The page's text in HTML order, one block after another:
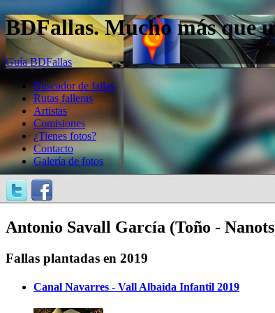
BDFallas. Mucho más que
Guía BDFallas
Buscador de fallas
Rutas falleras
Artistas
Comisiones
¿Tienes fotos?
Contacto
Galería de fotos
Antonio Savall García (Toño -
Fallas plantadas en 2019
Canal Navarres - Vall Albaida Infantil 2019